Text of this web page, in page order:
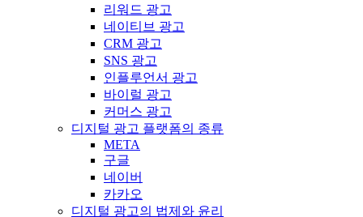
리워드 광고
네이티브 광고
CRM 광고
SNS 광고
인플루언서 광고
바이럴 광고
커머스 광고
디지털 광고 플랫폼의 종류
META
구글
네이버
카카오
디지털 광고의 법제와 윤리